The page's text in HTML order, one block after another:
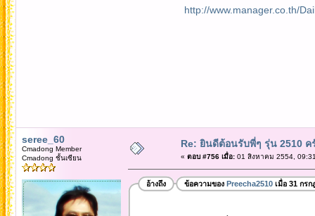
http://www.manager.co.th/
seree_60
Cmadong Member
Cmadong ชั้นเซียน
Re: ยินดีต้อนรับพี่ๆ รุ่น 2510 ค
« ตอบ #756 เมื่อ:01 สิงหาคม 2554,
อ้างถึง ข้อความของ Preecha2510เมื่อ 31 กรก